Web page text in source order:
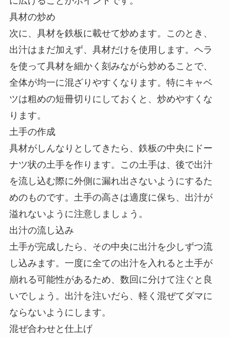
具材の炒め
次に、具材を鉄板に載せて炒めます。このとき、
出汁はまだ加えず、具材だけを使用します。ヘラ
を使って具材を細かく刻みながら炒めることで、
全体が均一に混ざりやすくなります。特にキャベ
ツは粗めの短冊切りにしておくと、炒めやすくな
ります。
土手の作成
具材がしんなりとしてきたら、鉄板の中央にドー
ナツ状の土手を作ります。この土手は、後で出汁
を流し込む際に外側に漏れ出さないようにするた
めのものです。土手の高さは適度に保ち、出汁が
溢れないように注意しましょう。
出汁の流し込み
土手が完成したら、その中央に出汁を少しずつ流
し込みます。一度に全ての出汁を入れると土手が
崩れる可能性があるため、数回に分けて注ぐと良
いでしょう。出汁を注いだら、軽く混ぜてダマに
ならないようにします。
混ぜ合わせと仕上げ